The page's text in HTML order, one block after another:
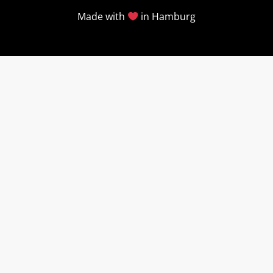
Made with in Hamburg